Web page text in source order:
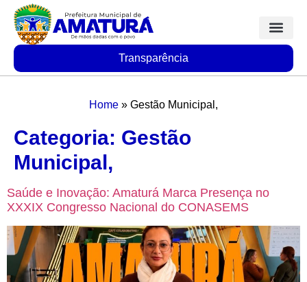
Transparência
Home » Gestão Municipal,
Categoria: Gestão
Municipal,
Saúde e Inovação: Amaturá Marca Presença no
XXXIX Congresso Nacional do CONASEMS